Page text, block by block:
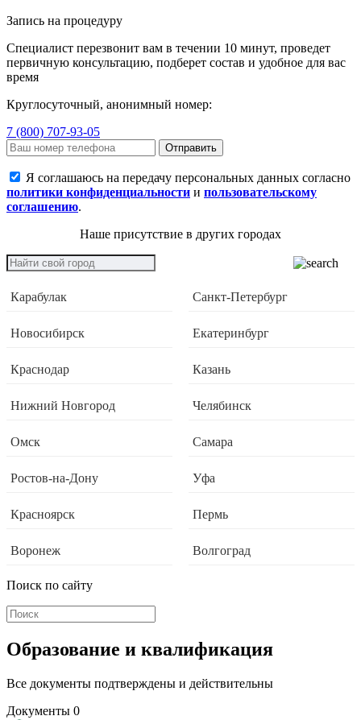
Запись на процедуру
Специалист перезвонит вам в течении 10 минут, проведет
первичную консультацию, подберет состав и удобное для вас
время
Круглосуточный, анонимный номер:
7 (800) 707-93-05
Отправить
Я соглашаюсь на передачу персональных данных согласно
политики конфиденциальности и пользовательскому
соглашению.
Наше присутствие в других городах
Карабулак Санкт-Петербург
Новосибирск Екатеринбург
Краснодар Казань
Нижний Новгород Челябинск
Омск Самара
Ростов-на-Дону Уфа
Красноярск Пермь
Воронеж Волгоград
Поиск по сайту
Образование и квалификация
Все документы подтверждены и действительны
Документы 0